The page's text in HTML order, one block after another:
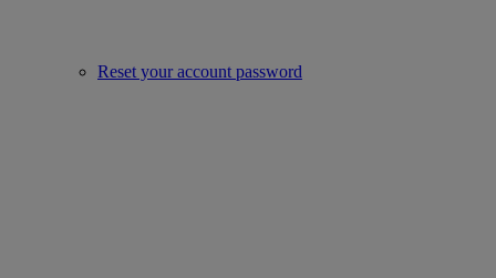
Reset your account password